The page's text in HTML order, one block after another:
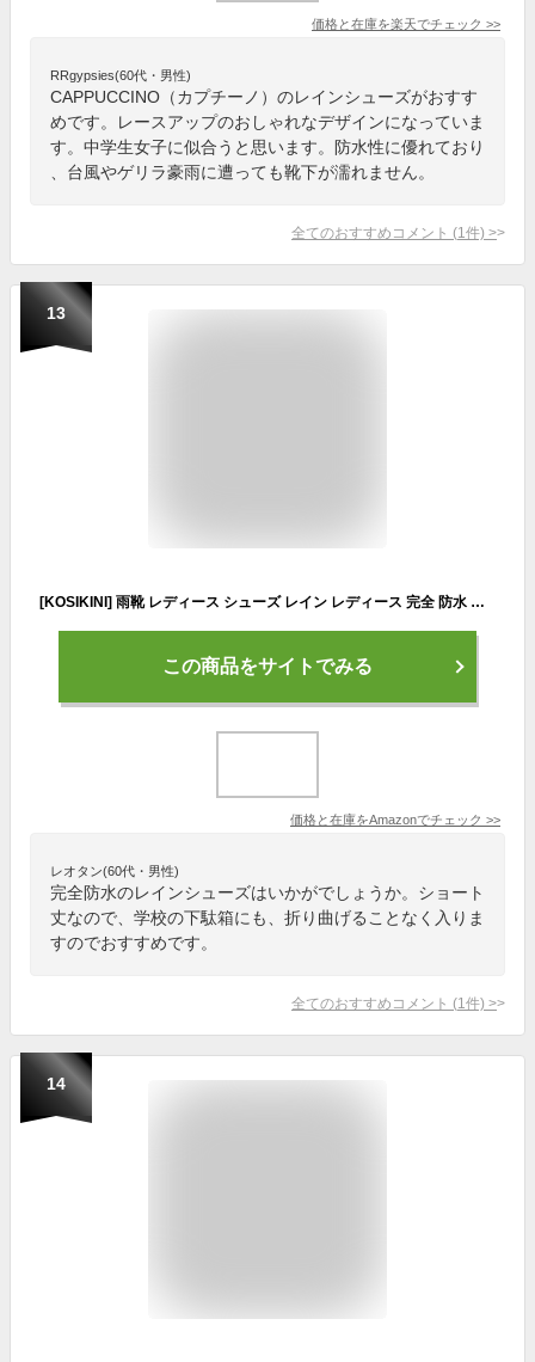
価格と在庫を楽天でチェック >>
RRgypsies(60代・男性)
CAPPUCCINO（カプチーノ）のレインシューズがおすす
めです。レースアップのおしゃれなデザインになっていま
す。中学生女子に似合うと思います。防水性に優れており
、台風やゲリラ豪雨に遭っても靴下が濡れません。
全てのおすすめコメント (1 件) >
13
[KOSIKINI] 雨靴 レディース シューズ レイン レディース 完全 防水 レインブーツ レディース レインシューズ 晴雨兼用 レイン シューズ 靴 雨 ラバーレインブーツ レイン ブーツ ラバーシューズ レディース 防水 シューズ レディース 雨用靴 レディース 滑り止め 晴雨兼用 通勤 通学 梅雨対策 wps007-WH-23.5
この商品をサイトでみる
価格と在庫をAmazonでチェック >>
レオタン(60代・男性)
完全防水のレインシューズはいかがでしょうか。ショート
丈なので、学校の下駄箱にも、折り曲げることなく入りま
すのでおすすめです。
全てのおすすめコメント (1 件) >
14